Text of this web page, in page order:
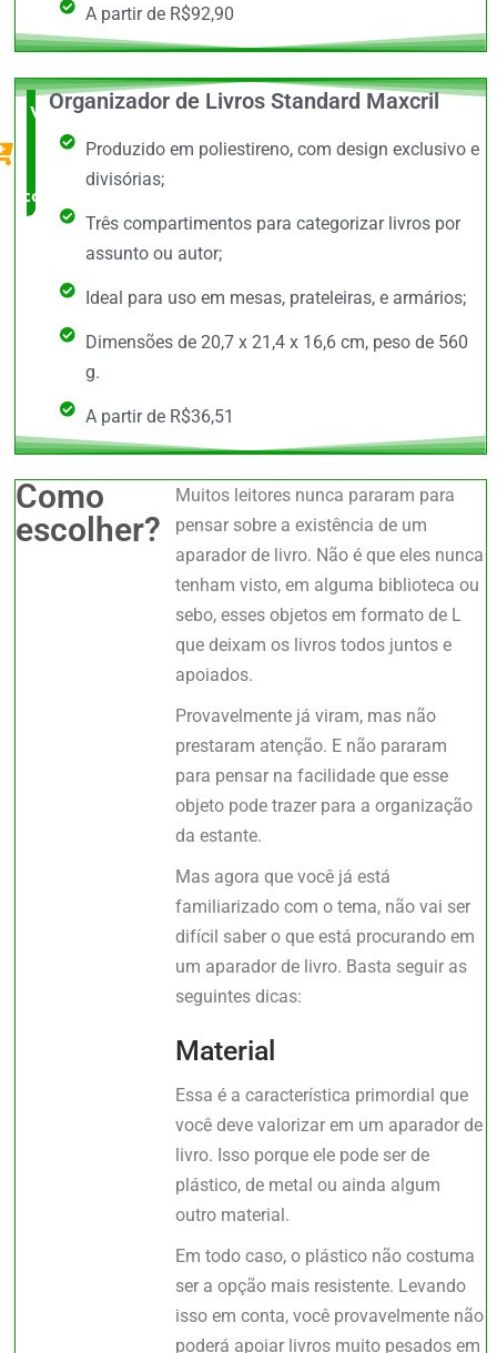
A partir de R$92,90
Vale a
Pena
comprar
Organizador de Livros Standard Maxcril
Produzido em poliestireno, com design exclusivo e
divisórias;
Três compartimentos para categorizar livros por
assunto ou autor;
Ideal para uso em mesas, prateleiras, e armários;
Dimensões de 20,7 x 21,4 x 16,6 cm, peso de 560
g.
A partir de R$36,51
Como
escolher?
Muitos leitores nunca pararam para
pensar sobre a existência de um
aparador de livro. Não é que eles nunca
tenham visto, em alguma biblioteca ou
sebo, esses objetos em formato de L
que deixam os livros todos juntos e
apoiados.
Provavelmente já viram, mas não
prestaram atenção. E não pararam
para pensar na facilidade que esse
objeto pode trazer para a organização
da estante.
Mas agora que você já está
familiarizado com o tema, não vai ser
difícil saber o que está procurando em
um aparador de livro. Basta seguir as
seguintes dicas:
Material
Essa é a característica primordial que
você deve valorizar em um aparador de
livro. Isso porque ele pode ser de
plástico, de metal ou ainda algum
outro material.
Em todo caso, o plástico não costuma
ser a opção mais resistente. Levando
isso em conta, você provavelmente não
poderá apoiar livros muito pesados em